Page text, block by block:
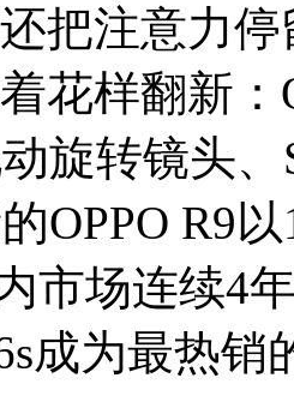
把注意力
花样翻新：
旋转镜头
OPPO R9
市场连续4
成为最热销